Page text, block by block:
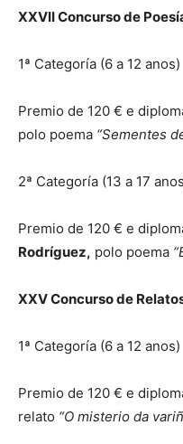
XXVII Concurso de
1ª Categoría (6 a 12 anos)
Premio de 120 € e
polo poema “Sementes
2ª Categoría (13 a 17
Premio de 120 € e
Rodríguez, polo poema
XXV Concurso de
1ª Categoría (6 a 12 anos)
Premio de 120 € e
relato “O misterio da